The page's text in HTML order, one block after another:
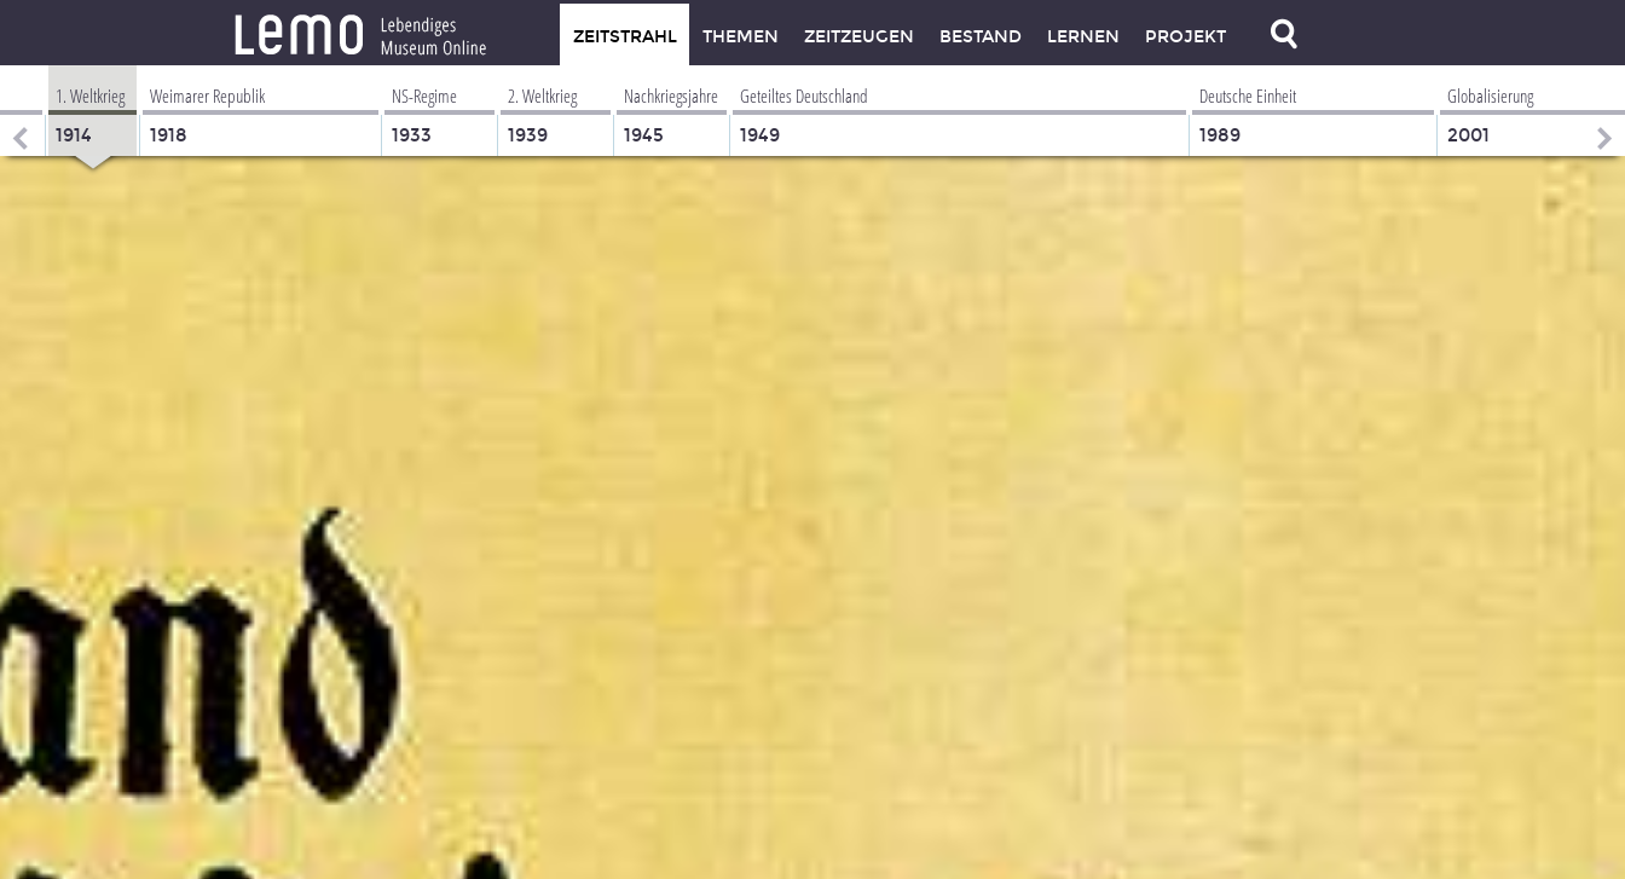
ZEITSTRAHL THEMEN ZEITZEUGEN BESTAND LERNEN PROJEKT
1. Weltkrieg
1914
Weimarer Republik
1918
NS-Regime
1933
2. Weltkrieg
1939
Nachkriegsjahre
1945
Geteiltes Deutschland
1949
Deutsche Einheit
1989
Globalisierung
2001